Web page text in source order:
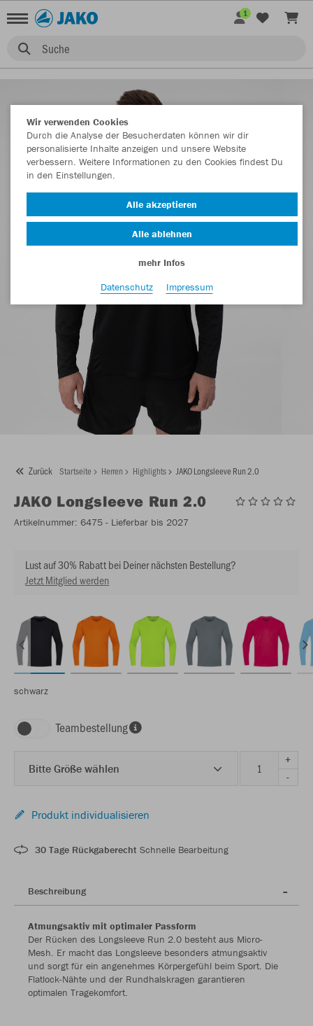
Suche
1
Zurück Startseite Herren Highlights JAKO Longsleeve Run 2.0
JAKO Longsleeve Run 2.0
Artikelnummer: 6475 - Lieferbar bis 2027
Lust auf 30% Rabatt bei Deiner nächsten Bestellung?
Jetzt Mitglied werden
schwarz
Teambestellung
Bitte Größe wählen
+
-
Produkt individualisieren
30 Tage Rückgaberecht Schnelle Bearbeitung
Beschreibung
Atmungsaktiv mit optimaler Passform
Der Rücken des Longsleeve Run 2.0 besteht aus Micro-
Mesh. Er macht das Longsleeve besonders atmungsaktiv
und sorgt für ein angenehmes Körpergefühl beim Sport. Die
Flatlock-Nähte und der Rundhalskragen garantieren
optimalen Tragekomfort.
Wir verwenden Cookies
Durch die Analyse der Besucherdaten können wir dir
personalisierte Inhalte anzeigen und unsere Website
verbessern. Weitere Informationen zu den Cookies findest Du
in den Einstellungen.
Alle akzeptieren
Alle ablehnen
mehr Infos
Datenschutz
Impressum